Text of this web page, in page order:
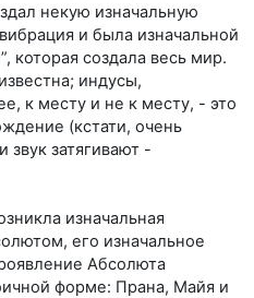
некую изначальную
и была изначальной
которая создала весь мир.
индусы,
к месту и не к месту, - это
(кстати, очень
звук затягивают -
изначальная
его изначальное
Абсолюта
форме: Прана, Майя и